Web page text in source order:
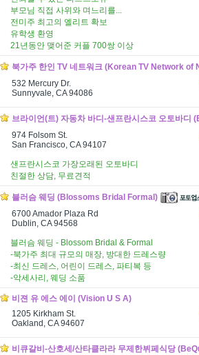
부모님 직접 사위와 며느리를...
전미주 최고의 엘리트 확보
유학생 환영
21년동안 맺어준 커플 700쌍 이상
북가주 한인 TV 네트워크 (Korean TV Network of
532 Mercury Dr.
Sunnyvale, CA 94086
브라이언(트) 자동차 바디-샌프란시스코 오토바
974 Folsom St.
San Francisco, CA 94107
샌프란시스코 가장오래된 오토바디
친절한 상담, 무료견적
블러슴 웨딩 (Blossoms Bridal Formal)
6700 Amador Plaza Rd
Dublin, CA 94568
블러슴 웨딩 - Blossom Bridal & Formal
-북가주 최대 규모의 매장, 방대한 드레스량
-최신 드레스, 어린이 드레스, 파티복 등
-악세사리, 웨딩 소품
비젼 유 에스 에이 (Vision U S A)
1205 Kirkham St.
Oakland, CA 94607
비큐갈비-산호세/산타클라라 무제한뷔페식당